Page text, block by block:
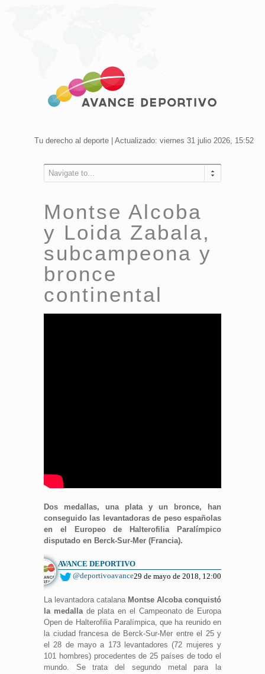
Tu derecho al deporte | Actualizado: viernes 31 julio 2026, 15:52
Navigate to...
Montse Alcoba
y Loida Zabala,
subcampeona y
bronce
continental
Dos medallas, una plata y un bronce, han
conseguido las levantadoras de peso españolas
en el Europeo de Halterofilia Paralímpico
disputado en Berck-Sur-Mer (Francia).
AVANCE DEPORTIVO
@deportivoavance29 de mayo de 2018, 12:00
La levantadora catalana Montse Alcoba conquistó
la medallade plata en el Campeonato de Europa
Open de Halterofilia Paralímpica, que ha reunido en
la ciudad francesa de Berck-Sur-Mer entre el 25 y
el 28 de mayo a 173 levantadores (72 mujeres y
101 hombres) procedentes de 25 países de todo el
mundo. Se trata del segundo metal para la